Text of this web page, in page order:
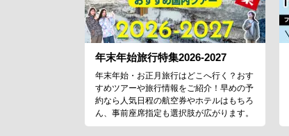
年末年始旅行特集2026-2027
年末年始・お正月旅行はどこへ行く？おす
すめツアーや旅行情報をご紹介！早めの予
約なら人気日程の航空券やホテルはもちろ
ん、事前座席指定も選択肢が広がります。